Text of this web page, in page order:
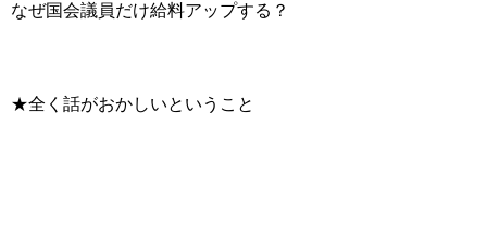
なぜ国会議員だけ給料アップする？
★全く話がおかしいということ